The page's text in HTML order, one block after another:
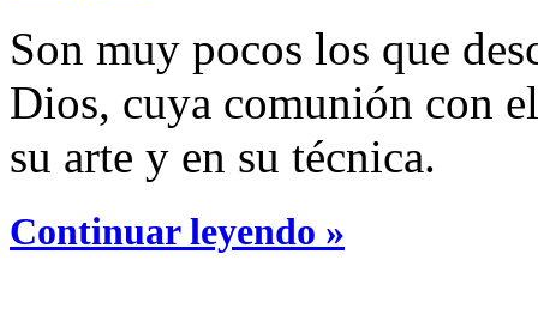
Son muy pocos los que
Dios, cuya comunión con
su arte y en su técnica.
Continuar leyendo »